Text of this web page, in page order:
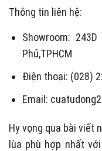
Thông tin liên hệ:
Showroom:
Phú,TPHCM
Điện thoại: (028)
Email:
Hy vọng qua bài viết
lùa phù hợp nhất